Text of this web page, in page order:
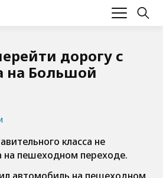
дорогу с
на Большой
класса не
на пешеходном переходе.